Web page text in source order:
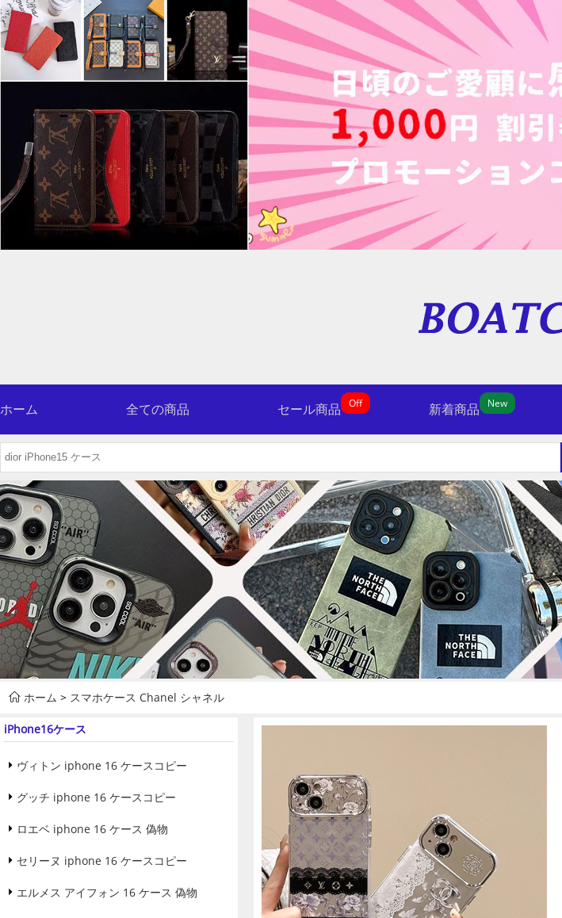
ホーム 全ての商品 セール商品 Off 新着商品 New
ホーム > スマホケース Chanel シャネル
iPhone16ケース
ヴィトン iphone 16 ケースコピー
グッチ iphone 16 ケースコピー
ロエベ iphone 16 ケース 偽物
セリーヌ iphone 16 ケースコピー
エルメス アイフォン 16 ケース 偽物